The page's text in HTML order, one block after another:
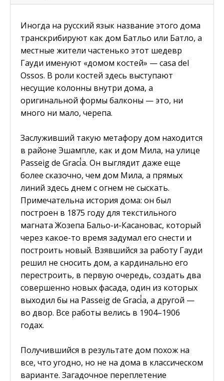
Иногда на русский язык название этого дома
транскрибируют как дом Батльо или Батло, а
местные жители частенько этот шедевр
Гауди именуют «домом костей» — casa del
Ossos. В роли костей здесь выступают
несущие колонны внутри дома, а
оригинальной формы балконы — это, ни
много ни мало, черепа.
Заслуживший такую метафору дом находится
в районе Эшампле, как и дом Мила, на улице
Passeig de Graci̒a. Он выглядит даже еще
более сказочно, чем дом Мила, а прямых
линий здесь днем с огнем не сыскать.
Примечательна история дома: он был
построен в 1875 году для текстильного
магната Жозепа Бальо-и-Касановас, который
через какое-то время задумал его снести и
построить новый. Взявшийся за работу Гауди
решил не сносить дом, а кардинально его
перестроить, в первую очередь, создать два
совершенно новых фасада, один из которых
выходил бы на Passeig de Graci̒a, а другой —
во двор. Все работы велись в 1904–1906
годах.
Получившийся в результате дом похож на
все, что угодно, но не на дома в классическом
варианте. Загадочное переплетение